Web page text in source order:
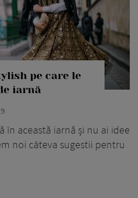
pe care le
iarnă
în această iarnă și nu ai idee
noi câteva sugestii pentru